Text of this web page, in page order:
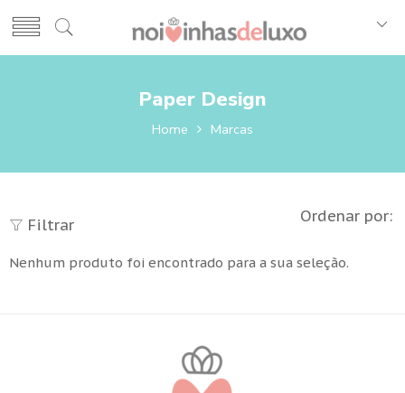
Paper Design
Home Marcas
Filtrar Ordenar por:
Nenhum produto foi encontrado para a sua seleção.